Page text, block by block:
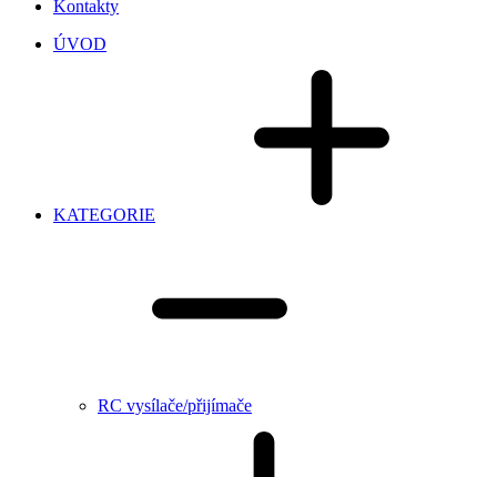
Kontakty
ÚVOD
KATEGORIE
RC vysílače/přijímače